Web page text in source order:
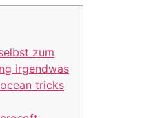
zum
irgendwas
tricks